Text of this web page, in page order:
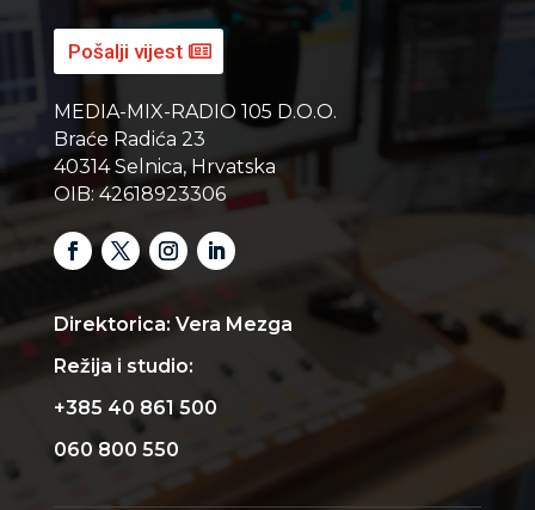
Pošalji vijest
MEDIA-MIX-RADIO 105 D.O.O.
Braće Radića 23
40314 Selnica, Hrvatska
OIB: 42618923306
Direktorica: Vera Mezga
Režija i studio:
+385 40 861 500
060 800 550